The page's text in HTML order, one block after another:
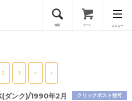
検索 カート メニュー
2 3 > »
クリックポスト他可
ダンク)/1990年2月